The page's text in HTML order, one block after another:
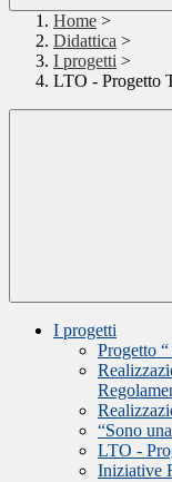
Home >
Didattica >
I progetti >
LTO - Progetto
I progetti
Progetto
“Sono
LTO -
Iniziative